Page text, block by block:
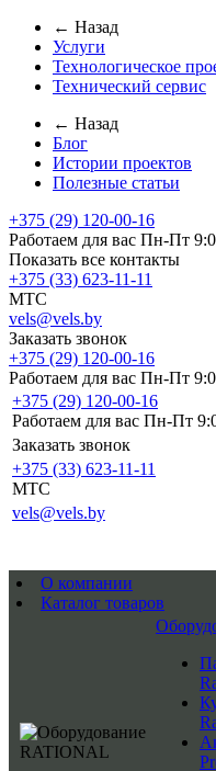
← Назад
Услуги
Технологическое
Технический сервис
← Назад
Блог
Истории проектов
Полезные статьи
+375 (29) 120-00-16
Работаем для вас Пн-Пт
Показать все контакты
+375 (33) 623-11-11
MTC
vels@vels.by
Заказать звонок
+375 (29) 120-00-16
Работаем для вас Пн-Пт
+375 (29) 120-00-16
Работаем для вас Пн-Пт
Заказать звонок
+375 (33) 623-11-11
MTC
vels@vels.by
О компании
Каталог товаров